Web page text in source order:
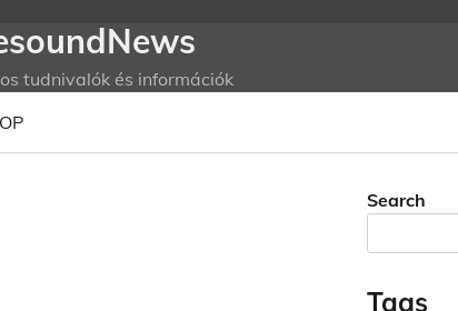
tudnivalók és információk
Search
Tags